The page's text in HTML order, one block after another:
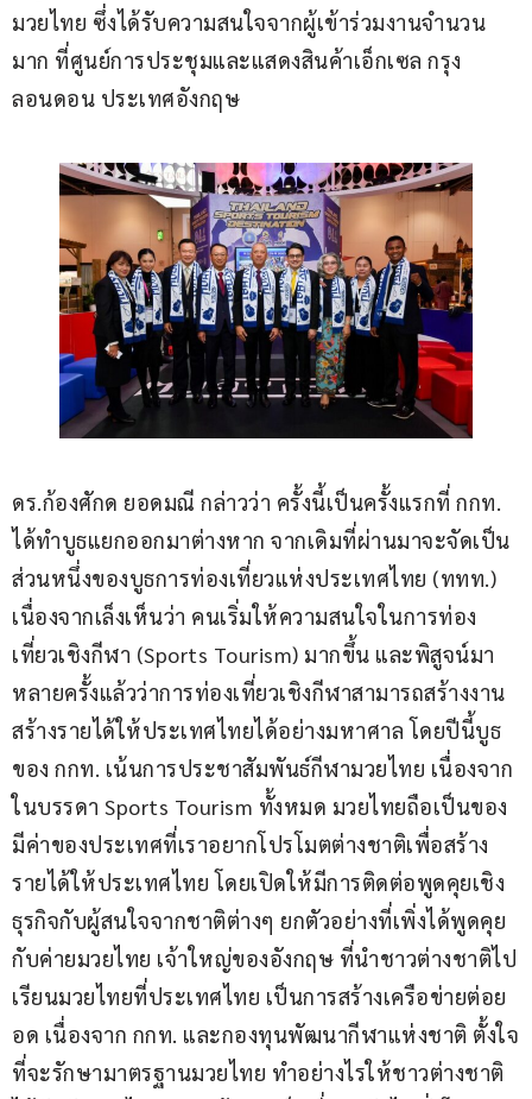
มวยไทย ซึ่งได้รับความสนใจจากผู้เข้าร่วมงานจำนวน
มาก ที่ศูนย์การประชุมและแสดงสินค้าเอ็กเซล กรุง
ลอนดอน ประเทศอังกฤษ
ดร.ก้องศักด ยอดมณี กล่าวว่า ครั้งนี้เป็นครั้งแรกที่ กกท.
ได้ทำบูธแยกออกมาต่างหาก จากเดิมที่ผ่านมาจะจัดเป็น
ส่วนหนึ่งของบูธการท่องเที่ยวแห่งประเทศไทย (ททท.)
เนื่องจากเล็งเห็นว่า คนเริ่มให้ความสนใจในการท่อง
เที่ยวเชิงกีฬา (Sports Tourism) มากขึ้น และพิสูจน์มา
หลายครั้งแล้วว่าการท่องเที่ยวเชิงกีฬาสามารถสร้างงาน
สร้างรายได้ให้ประเทศไทยได้อย่างมหาศาล โดยปีนี้บูธ
ของ กกท. เน้นการประชาสัมพันธ์กีฬามวยไทย เนื่องจาก
ในบรรดา Sports Tourism ทั้งหมด มวยไทยถือเป็นของ
มีค่าของประเทศที่เราอยากโปรโมตต่างชาติเพื่อสร้าง
รายได้ให้ประเทศไทย โดยเปิดให้มีการติดต่อพูดคุยเชิง
ธุรกิจกับผู้สนใจจากชาติต่างๆ ยกตัวอย่างที่เพิ่งได้พูดคุย
กับค่ายมวยไทย เจ้าใหญ่ของอังกฤษ ที่นำชาวต่างชาติไป
เรียนมวยไทยที่ประเทศไทย เป็นการสร้างเครือข่ายต่อย
อด เนื่องจาก กกท. และกองทุนพัฒนากีฬาแห่งชาติ ตั้งใจ
ที่จะรักษามาตรฐานมวยไทย ทำอย่างไรให้ชาวต่างชาติ